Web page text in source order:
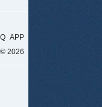
APP
2026